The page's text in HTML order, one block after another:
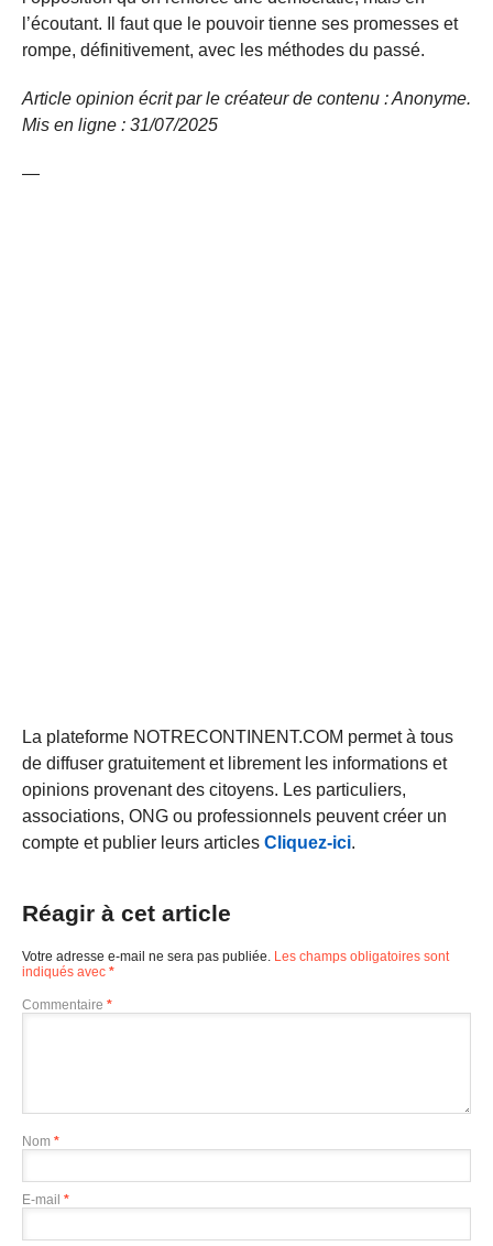
l’écoutant. Il faut que le pouvoir tienne ses promesses et
rompe, définitivement, avec les méthodes du passé.
Article opinion écrit par le créateur de contenu : Anonyme.
Mis en ligne : 31/07/2025
—
La plateforme NOTRECONTINENT.COM permet à tous
de diffuser gratuitement et librement les informations et
opinions provenant des citoyens. Les particuliers,
associations, ONG ou professionnels peuvent créer un
compte et publier leurs articles Cliquez-ici.
Réagir à cet article
Votre adresse e-mail ne sera pas publiée. Les champs obligatoires sont
indiqués avec *
Commentaire *
Nom *
E-mail *